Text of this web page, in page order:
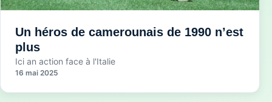
Un héros de camerounais de 1990 n’est
plus
Ici an action face à l'Italie
16 mai 2025